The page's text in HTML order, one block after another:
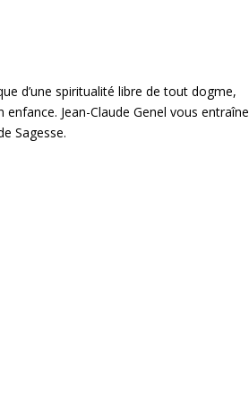
d’une spiritualité libre de tout dogme,
enfance. Jean-Claude Genel vous entraîne
Sagesse.